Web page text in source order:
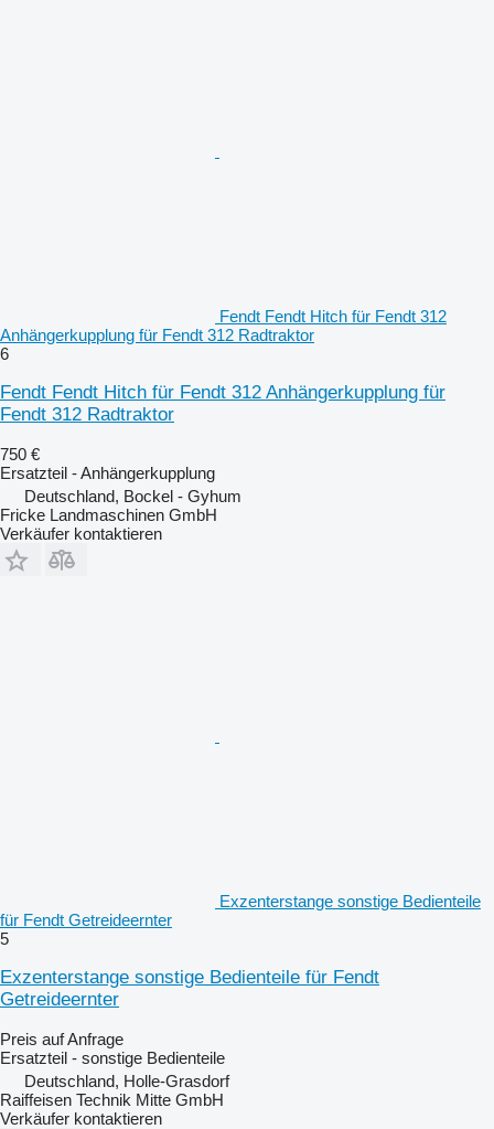
Fendt Fendt Hitch für Fendt 312
Anhängerkupplung für Fendt 312 Radtraktor
6
Fendt Fendt Hitch für Fendt 312 Anhängerkupplung für
Fendt 312 Radtraktor
750 €
Ersatzteil - Anhängerkupplung
Deutschland, Bockel - Gyhum
Fricke Landmaschinen GmbH
Verkäufer kontaktieren
Exzenterstange sonstige Bedienteile
für Fendt Getreideernter
5
Exzenterstange sonstige Bedienteile für Fendt
Getreideernter
Preis auf Anfrage
Ersatzteil - sonstige Bedienteile
Deutschland, Holle-Grasdorf
Raiffeisen Technik Mitte GmbH
Verkäufer kontaktieren